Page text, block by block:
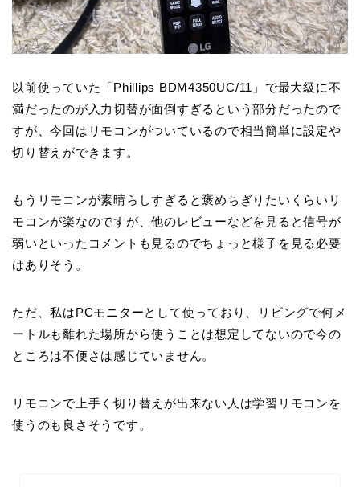
以前使っていた「Phillips BDM4350UC/11」で最大級に不
満だったのが入力切替が面倒すぎるという部分だったので
すが、今回はリモコンがついているので相当簡単に設定や
切り替えができます。
もうリモコンが素晴らしすぎると褒めちぎりたいくらいリ
モコンが楽なのですが、他のレビューなどを見ると信号が
弱いといったコメントも見るのでちょっと様子を見る必要
はありそう。
ただ、私はPCモニターとして使っており、リビングで何メ
ートルも離れた場所から使うことは想定してないので今の
ところは不便さは感じていません。
リモコンで上手く切り替えが出来ない人は学習リモコンを
使うのも良さそうです。